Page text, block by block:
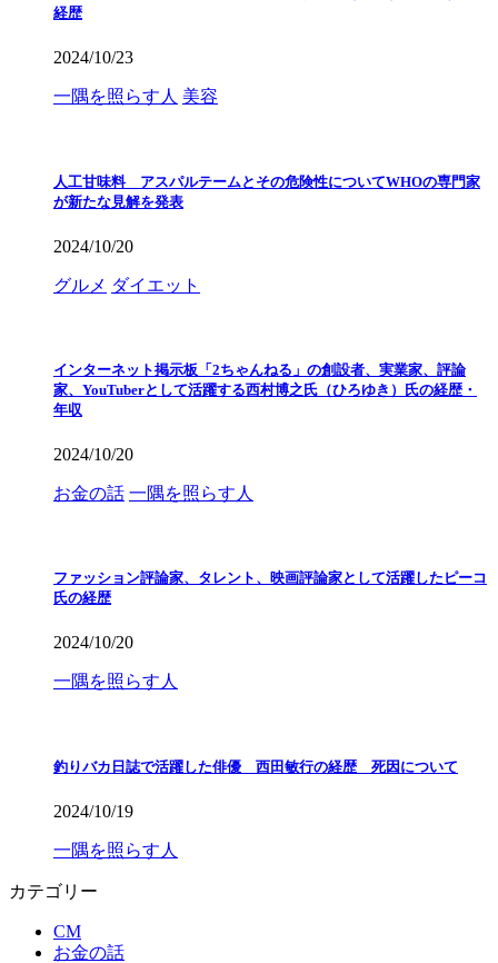
経歴
2024/10/23
一隅を照らす人 美容
人工甘味料 アスパルテームとその危険性についてWHOの専門家
が新たな見解を発表
2024/10/20
グルメ ダイエット
インターネット掲示板「2ちゃんねる」の創設者、実業家、評論
家、YouTuberとして活躍する西村博之氏（ひろゆき）氏の経歴・
年収
2024/10/20
お金の話 一隅を照らす人
ファッション評論家、タレント、映画評論家として活躍したピーコ
氏の経歴
2024/10/20
一隅を照らす人
釣りバカ日誌で活躍した俳優 西田敏行の経歴 死因について
2024/10/19
一隅を照らす人
カテゴリー
CM
お金の話